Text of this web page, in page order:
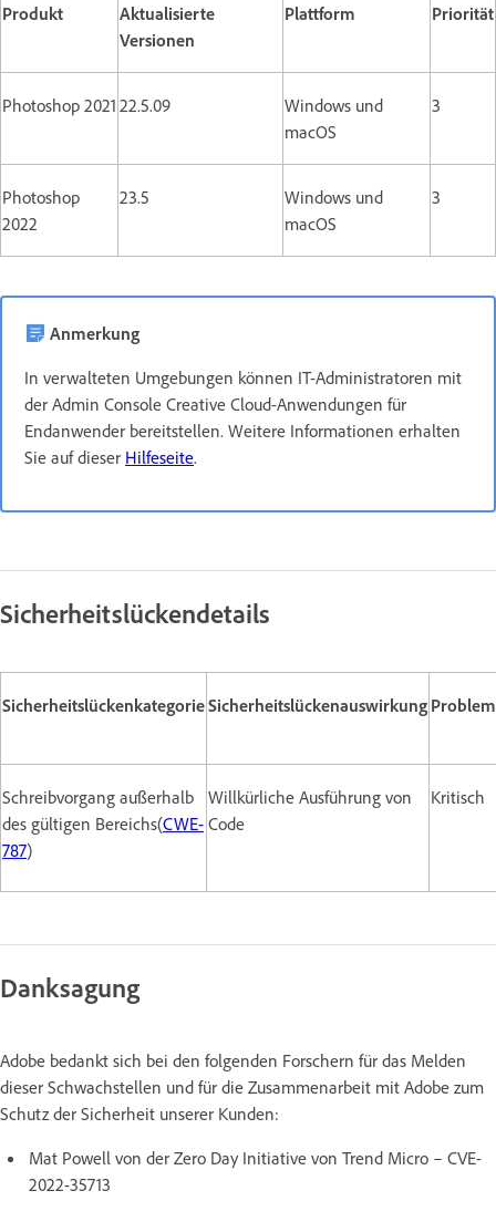
Produkt
Aktualisierte
Versionen
Plattform Priorität
Photoshop 2021 22.5.09
Windows und
macOS
3
Photoshop
2022
23.5
Windows und
macOS
3
Anmerkung
In verwalteten Umgebungen können IT-Administratoren mit
der Admin Console Creative Cloud-Anwendungen für
Endanwender bereitstellen. Weitere Informationen erhalten
Sie auf dieser Hilfeseite.
Sicherheitslückendetails
SicherheitslückenkategorieSicherheitslückenauswirkung
Schreibvorgang außerhalb
des gültigen Bereichs(CWE-
787)
Willkürliche Ausführung von
Code
Kritisch
Danksagung
Adobe bedankt sich bei den folgenden Forschern für das Melden
dieser Schwachstellen und für die Zusammenarbeit mit Adobe zum
Schutz der Sicherheit unserer Kunden:
Mat Powell von der Zero Day Initiative von Trend Micro – CVE-
2022-35713